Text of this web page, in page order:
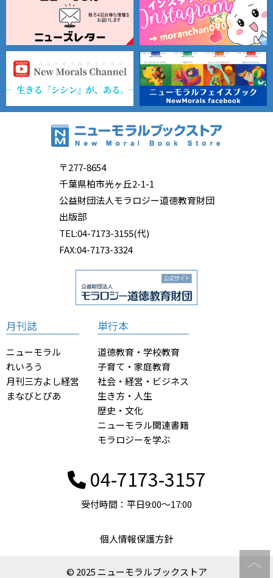
〒277-8654
千葉県柏市光ヶ丘2-1-1
公益財団法人モラロジー道徳教育財団
出版部
TEL:04-7173-3155(代)
FAX:04-7173-3324
月刊誌
ニューモラル
れいろう
月刊三方よし経営
まなびとぴあ
単行本
道徳教育・学校教育
子育て・家庭教育
社会・経営・ビジネス
生き方・人生
歴史・文化
ニューモラル関連書籍
モラロジーを学ぶ
04-7173-3157
受付時間：平日9:00〜17:00
個人情報保護方針
© 2025 ニューモラルブックストア